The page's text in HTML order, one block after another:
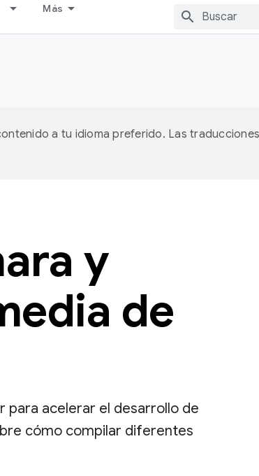
Más
a tu idioma preferido. Las
y
de
para acelerar el desarrollo de
cómo compilar diferentes